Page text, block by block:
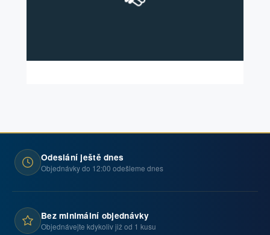
Odeslání ještě dnes
Objednávky do 12:00 odešleme dnes
Bez minimální objednávky
Objednávejte kdykoliv již od 1 kusu